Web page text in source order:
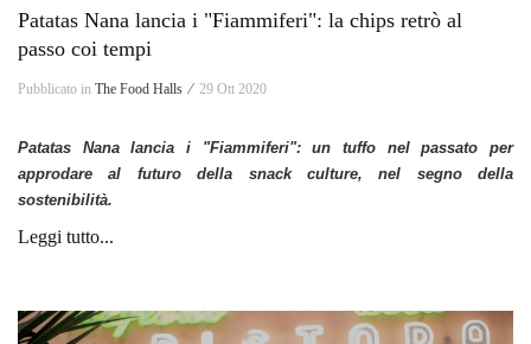
Patatas Nana lancia i "Fiammiferi": la chips retrò al
passo coi tempi
Pubblicato in The Food Halls ⁄ 29 Ott 2020
Patatas Nana lancia i "Fiammiferi": un tuffo nel passato per
approdare al futuro della snack culture, nel segno della
sostenibilità.
Leggi tutto...